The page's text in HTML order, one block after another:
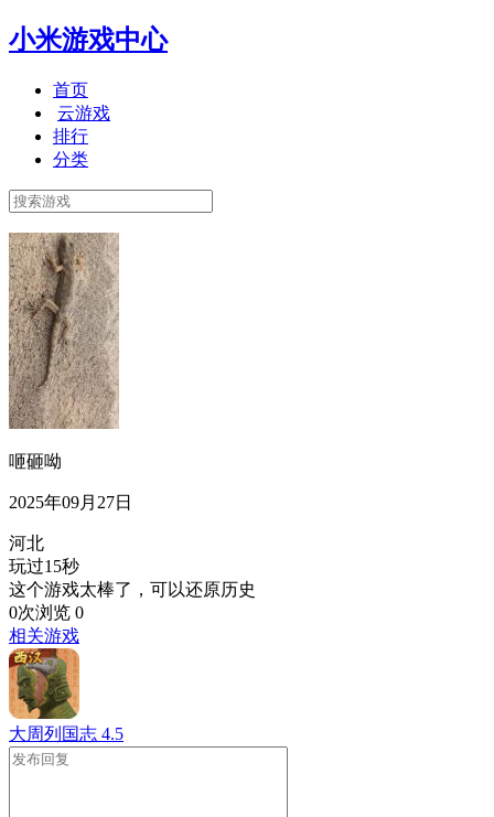
小米游戏中心
首页
云游戏
排行
分类
咂砸呦
2025年09月27日
河北
玩过15秒
这个游戏太棒了，可以还原历史
0次浏览 0
相关游戏
大周列国志 4.5